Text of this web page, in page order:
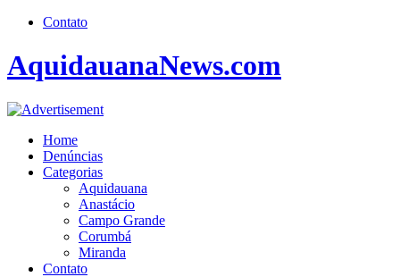
Contato
AquidauanaNews.com
Home
Denúncias
Categorias
Aquidauana
Anastácio
Campo Grande
Corumbá
Miranda
Contato